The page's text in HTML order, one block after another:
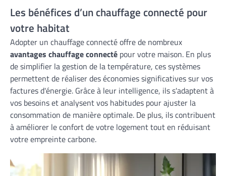
Les bénéfices d’un chauffage connecté pour
votre habitat
Adopter un chauffage connecté offre de nombreux
avantages chauffage connecté pour votre maison. En plus
de simplifier la gestion de la température, ces systèmes
permettent de réaliser des économies significatives sur vos
factures d'énergie. Grâce à leur intelligence, ils s'adaptent à
vos besoins et analysent vos habitudes pour ajuster la
consommation de manière optimale. De plus, ils contribuent
à améliorer le confort de votre logement tout en réduisant
votre empreinte carbone.